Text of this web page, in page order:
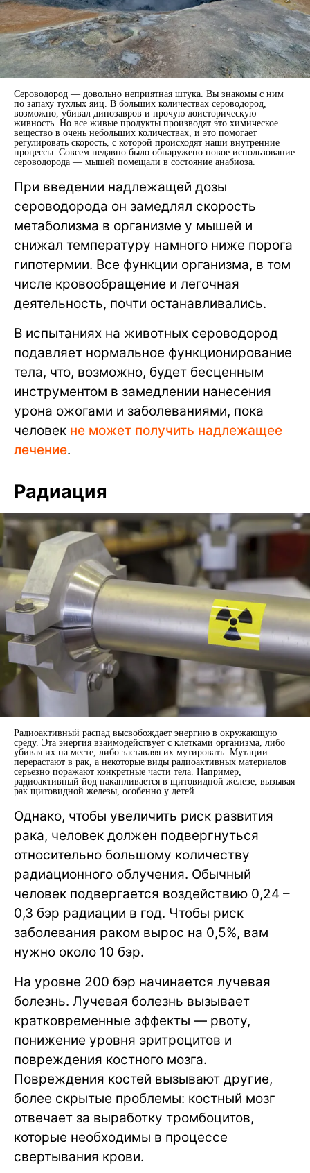
Сероводород — довольно неприятная штука. Вы знакомы с ним
по запаху тухлых яиц. В больших количествах сероводород,
возможно, убивал динозавров и прочую доисторическую
живность. Но все живые продукты производят это химическое
вещество в очень небольших количествах, и это помогает
регулировать скорость, с которой происходят наши внутренние
процессы. Совсем недавно было обнаружено новое использование
сероводорода — мышей помещали в состояние анабиоза.
При введении надлежащей дозы
сероводорода он замедлял скорость
метаболизма в организме у мышей и
снижал температуру намного ниже порога
гипотермии. Все функции организма, в том
числе кровообращение и легочная
деятельность, почти останавливались.
В испытаниях на животных сероводород
подавляет нормальное функционирование
тела, что, возможно, будет бесценным
инструментом в замедлении нанесения
урона ожогами и заболеваниями, пока
человек не может получить надлежащее
лечение.
Радиация
Радиоактивный распад высвобождает энергию в окружающую
среду. Эта энергия взаимодействует с клетками организма, либо
убивая их на месте, либо заставляя их мутировать. Мутации
перерастают в рак, а некоторые виды радиоактивных материалов
серьезно поражают конкретные части тела. Например,
радиоактивный йод накапливается в щитовидной железе, вызывая
рак щитовидной железы, особенно у детей.
Однако, чтобы увеличить риск развития
рака, человек должен подвергнуться
относительно большому количеству
радиационного облучения. Обычный
человек подвергается воздействию 0,24 –
0,3 бэр радиации в год. Чтобы риск
заболевания раком вырос на 0,5%, вам
нужно около 10 бэр.
На уровне 200 бэр начинается лучевая
болезнь. Лучевая болезнь вызывает
кратковременные эффекты — рвоту,
понижение уровня эритроцитов и
повреждения костного мозга.
Повреждения костей вызывают другие,
более скрытые проблемы: костный мозг
отвечает за выработку тромбоцитов,
которые необходимы в процессе
свертывания крови.